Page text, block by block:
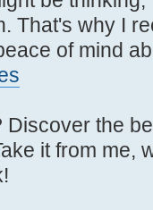
That's why I
of mind
Discover the
it from me,